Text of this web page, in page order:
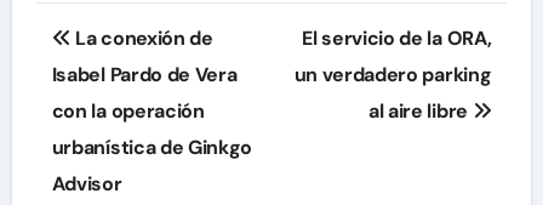
Navegación
de
entradas
La conexión de
Isabel Pardo de Vera
con la operación
urbanística de Ginkgo
Advisor
El servicio de la ORA,
un verdadero parking
al aire libre